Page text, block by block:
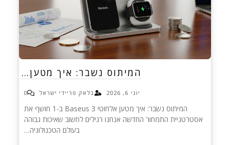
המיתוס נשבר: איך מטען…
יוני 6, 2026 בלאק פריידי ישראל 0
המיתוס נשבר: איך מטען אלחוטי Baseus 3 ב-1 חושף את
אסטרטגיית התמחור החדשה אנחנו רגילים לחשוב שאיכות גבוהה
בעולם הטכנולוגיה…